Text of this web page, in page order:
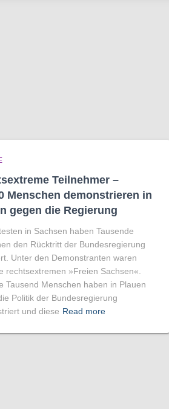
Teilnehmer –
Menschen demonstrieren in
gegen die Regierung
in Sachsen haben Tausende
den Rücktritt der Bundesregierung
Unter den Demonstranten waren
rechtsextremen »Freien Sachsen«.
Tausend Menschen haben in Plauen
Politik der Bundesregierung
und diese Read more